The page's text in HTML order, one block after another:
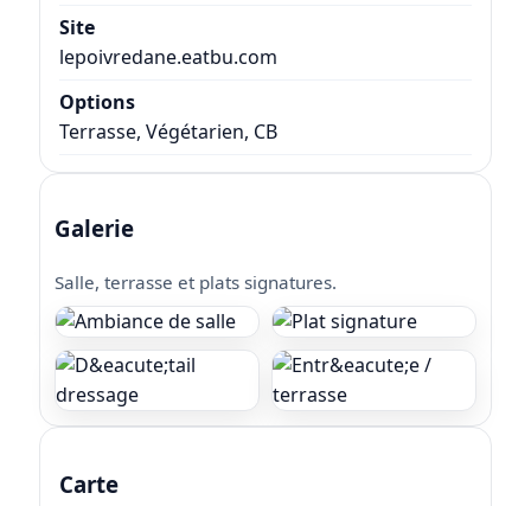
Site
lepoivredane.eatbu.com
Options
Terrasse, Végétarien, CB
Galerie
Salle, terrasse et plats signatures.
Carte